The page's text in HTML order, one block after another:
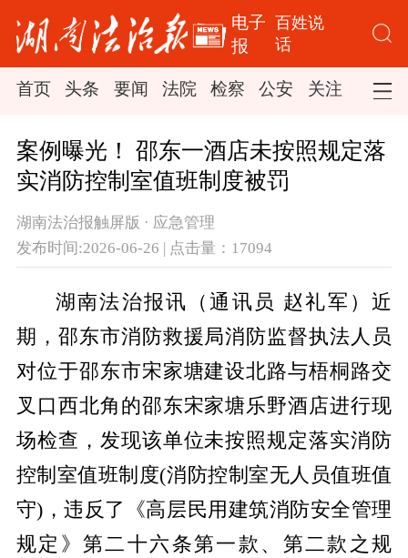
电子
报
百姓说
话
首页 头条 要闻 法院 检察 公安 关注 司法
案例曝光！ 邵东一酒店未按照规定落
实消防控制室值班制度被罚
湖南法治报触屏版 · 应急管理
发布时间:2026-06-26 | 点击量：17094
湖南法治报讯（通讯员 赵礼军）近
期，邵东市消防救援局消防监督执法人员
对位于邵东市宋家塘建设北路与梧桐路交
叉口西北角的邵东宋家塘乐野酒店进行现
场检查，发现该单位未按照规定落实消防
控制室值班制度(消防控制室无人员值班值
守)，违反了《高层民用建筑消防安全管理
规定》第二十六条第一款、第二款之规